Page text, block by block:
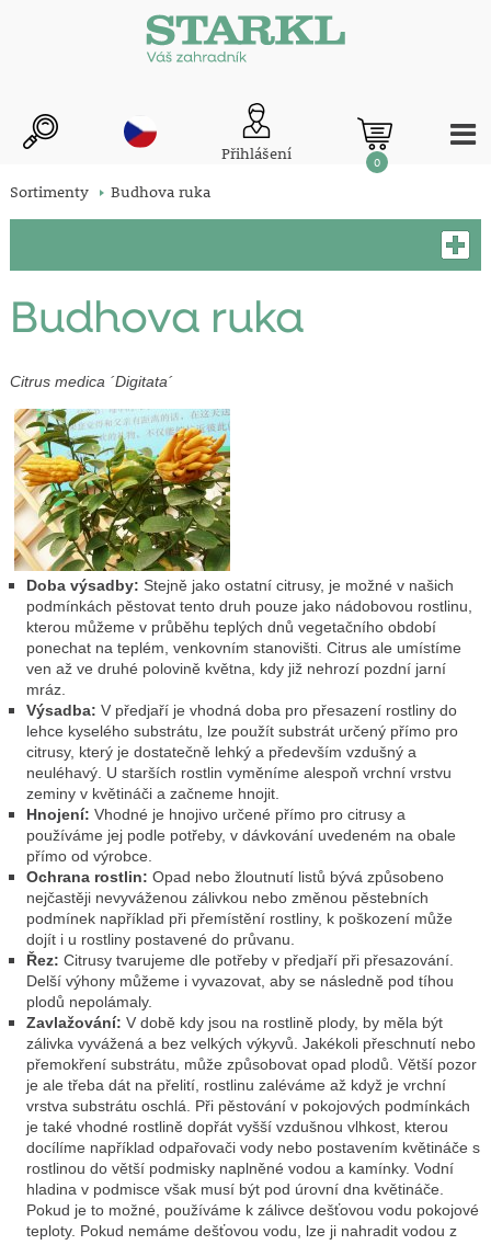
Přihlášení 0
Sortimenty Budhova ruka
Budhova ruka
Citrus medica ´Digitata´
Doba výsadby: Stejně jako ostatní citrusy, je možné v našich
podmínkách pěstovat tento druh pouze jako nádobovou rostlinu,
kterou můžeme v průběhu teplých dnů vegetačního období
ponechat na teplém, venkovním stanovišti. Citrus ale umístíme
ven až ve druhé polovině května, kdy již nehrozí pozdní jarní
mráz.
Výsadba: V předjaří je vhodná doba pro přesazení rostliny do
lehce kyselého substrátu, lze použít substrát určený přímo pro
citrusy, který je dostatečně lehký a především vzdušný a
neuléhavý. U starších rostlin vyměníme alespoň vrchní vrstvu
zeminy v květináči a začneme hnojit.
Hnojení: Vhodné je hnojivo určené přímo pro citrusy a
používáme jej podle potřeby, v dávkování uvedeném na obale
přímo od výrobce.
Ochrana rostlin: Opad nebo žloutnutí listů bývá způsobeno
nejčastěji nevyváženou zálivkou nebo změnou pěstebních
podmínek například při přemístění rostliny, k poškození může
dojít i u rostliny postavené do průvanu.
Řez: Citrusy tvarujeme dle potřeby v předjaří při přesazování.
Delší výhony můžeme i vyvazovat, aby se následně pod tíhou
plodů nepolámaly.
Zavlažování: V době kdy jsou na rostlině plody, by měla být
zálivka vyvážená a bez velkých výkyvů. Jakékoli přeschnutí nebo
přemokření substrátu, může způsobovat opad plodů. Větší pozor
je ale třeba dát na přelití, rostlinu zaléváme až když je vrchní
vrstva substrátu oschlá. Při pěstování v pokojových podmínkách
je také vhodné rostlině dopřát vyšší vzdušnou vlhkost, kterou
docílíme například odpařovači vody nebo postavením květináče s
rostlinou do větší podmisky naplněné vodou a kamínky. Vodní
hladina v podmisce však musí být pod úrovní dna květináče.
Pokud je to možné, používáme k zálivce dešťovou vodu pokojové
teploty. Pokud nemáme dešťovou vodu, lze ji nahradit vodou z